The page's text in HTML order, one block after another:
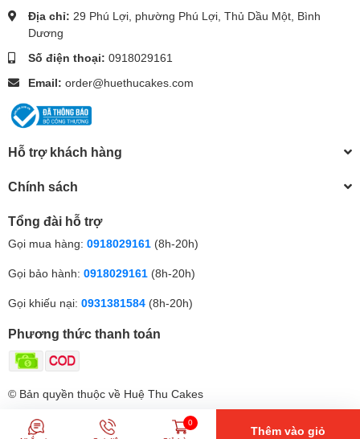
Địa chỉ: 29 Phú Lợi, phường Phú Lợi, Thủ Dầu Một, Bình
Dương
Số điện thoại: 0918029161
Email: order@huethucakes.com
Hỗ trợ khách hàng
Chính sách
Tổng đài hỗ trợ
Gọi mua hàng: 0918029161 (8h-20h)
Gọi bảo hành: 0918029161 (8h-20h)
Gọi khiếu nại: 0931381584 (8h-20h)
Phương thức thanh toán
© Bản quyền thuộc về Huệ Thu Cakes
0
Thêm vào giỏ